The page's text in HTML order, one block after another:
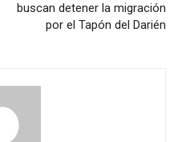
buscan detener la migración
por el Tapón del Darién